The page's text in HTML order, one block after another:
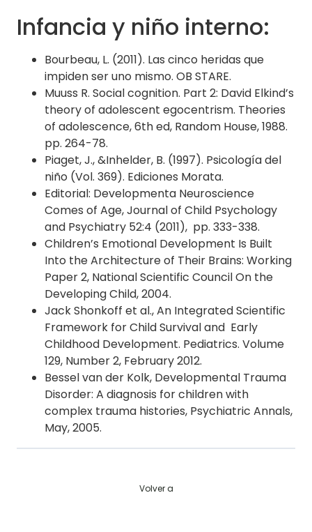
Infancia y niño interno:
Bourbeau, L. (2011). Las cinco heridas que
impiden ser uno mismo. OB STARE.
Muuss R. Social cognition. Part 2: David Elkind’s
theory of adolescent egocentrism. Theories
of adolescence, 6th ed, Random House, 1988.
pp. 264-78.
Piaget, J., &Inhelder, B. (1997). Psicología del
niño (Vol. 369). Ediciones Morata.
Editorial: Developmenta Neuroscience
Comes of Age, Journal of Child Psychology
and Psychiatry 52:4 (2011), pp. 333-338.
Children’s Emotional Development Is Built
Into the Architecture of Their Brains: Working
Paper 2, National Scientific Council On the
Developing Child, 2004.
Jack Shonkoff et al., An Integrated Scientific
Framework for Child Survival and Early
Childhood Development. Pediatrics. Volume
129, Number 2, February 2012.
Bessel van der Kolk, Developmental Trauma
Disorder: A diagnosis for children with
complex trauma histories, Psychiatric Annals,
May, 2005.
Volver a